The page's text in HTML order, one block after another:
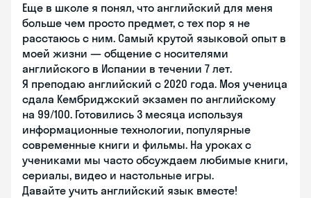
Еще в школе я понял, что английский для меня
больше чем просто предмет, с тех пор я не
расстаюсь с ним. Самый крутой языковой опыт в
моей жизни — общение с носителями
английского в Испании в течении 7 лет.
Я преподаю английский с 2020 года. Моя ученица
сдала Кембриджский экзамен по английскому
на 99/100. Готовились 3 месяца используя
информационные технологии, популярные
современные книги и фильмы. На уроках с
учениками мы часто обсуждаем любимые книги,
сериалы, видео и настольные игры.
Давайте учить английский язык вместе!